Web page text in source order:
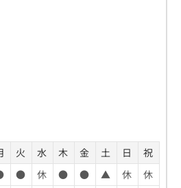
火 水 木 金 土 日
祝
● 休 ● ● ▲ 休
休